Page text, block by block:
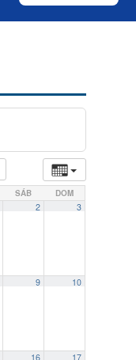
SÁB DOM
2 3
9 10
16 17